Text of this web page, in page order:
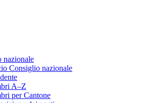
nazionale
Consiglio nazionale
A–Z
per Cantone